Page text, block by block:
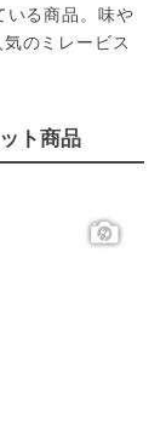
いる商品。味や
のミレービス
ト商品